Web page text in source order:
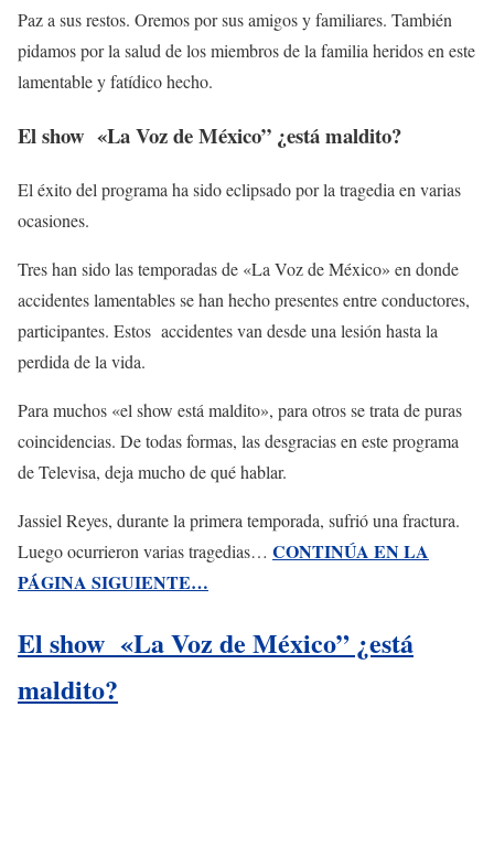
Paz a sus restos. Oremos por sus amigos y familiares. También
pidamos por la salud de los miembros de la familia heridos en este
lamentable y fatídico hecho.
El show «La Voz de México” ¿está maldito?
El éxito del programa ha sido eclipsado por la tragedia en varias
ocasiones.
Tres han sido las temporadas de «La Voz de México» en donde
accidentes lamentables se han hecho presentes entre conductores,
participantes. Estos accidentes van desde una lesión hasta la
perdida de la vida.
Para muchos «el show está maldito», para otros se trata de puras
coincidencias. De todas formas, las desgracias en este programa
de Televisa, deja mucho de qué hablar.
Jassiel Reyes, durante la primera temporada, sufrió una fractura.
Luego ocurrieron varias tragedias… CONTINÚA EN LA
PÁGINA SIGUIENTE…
El show «La Voz de México” ¿está
maldito?